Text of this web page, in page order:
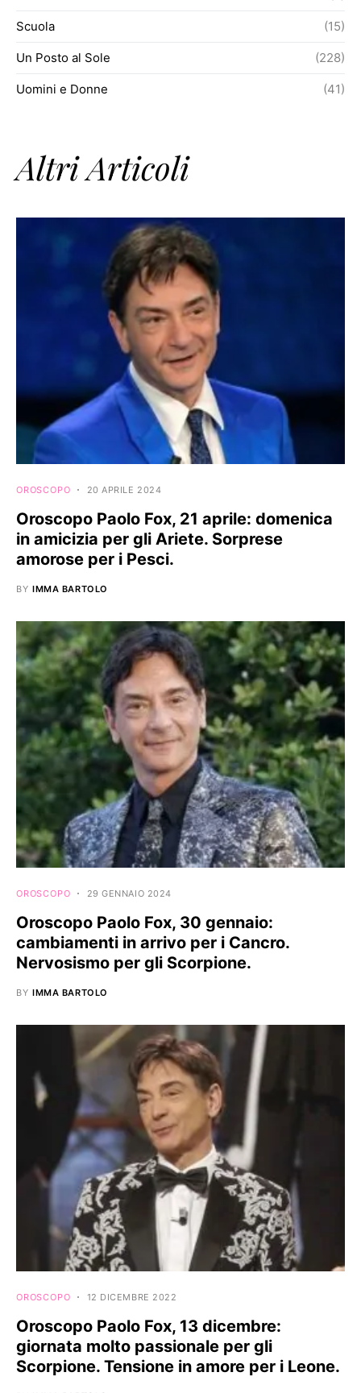
Scuola (15)
Un Posto al Sole (228)
Uomini e Donne (41)
Altri Articoli
OROSCOPO 20 APRILE 2024
Oroscopo Paolo Fox, 21 aprile: domenica
in amicizia per gli Ariete. Sorprese
amorose per i Pesci.
BY IMMA BARTOLO
OROSCOPO 29 GENNAIO 2024
Oroscopo Paolo Fox, 30 gennaio:
cambiamenti in arrivo per i Cancro.
Nervosismo per gli Scorpione.
BY IMMA BARTOLO
OROSCOPO 12 DICEMBRE 2022
Oroscopo Paolo Fox, 13 dicembre:
giornata molto passionale per gli
Scorpione. Tensione in amore per i Leone.